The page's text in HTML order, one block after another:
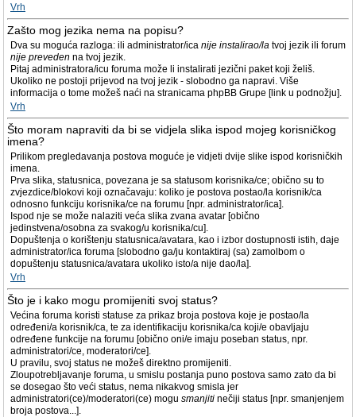
Vrh
Zašto mog jezika nema na popisu?
Dva su moguća razloga: ili administrator/ica nije instalirao/la tvoj jezik ili forum
nije preveden na tvoj jezik.
Pitaj administratora/icu foruma može li instalirati jezični paket koji želiš.
Ukoliko ne postoji prijevod na tvoj jezik - slobodno ga napravi. Više
informacija o tome možeš naći na stranicama phpBB Grupe [link u podnožju].
Vrh
Što moram napraviti da bi se vidjela slika ispod mojeg korisničkog
imena?
Prilikom pregledavanja postova moguće je vidjeti dvije slike ispod korisničkih
imena.
Prva slika, statusnica, povezana je sa statusom korisnika/ce; obično su to
zvjezdice/blokovi koji označavaju: koliko je postova postao/la korisnik/ca
odnosno funkciju korisnika/ce na forumu [npr. administrator/ica].
Ispod nje se može nalaziti veća slika zvana avatar [obično
jedinstvena/osobna za svakog/u korisnika/cu].
Dopuštenja o korištenju statusnica/avatara, kao i izbor dostupnosti istih, daje
administrator/ica foruma [slobodno ga/ju kontaktiraj (sa) zamolbom o
dopuštenju statusnica/avatara ukoliko isto/a nije dao/la].
Vrh
Što je i kako mogu promijeniti svoj status?
Većina foruma koristi statuse za prikaz broja postova koje je postao/la
određeni/a korisnik/ca, te za identifikaciju korisnika/ca koji/e obavljaju
određene funkcije na forumu [obično oni/e imaju poseban status, npr.
administratori/ce, moderatori/ce].
U pravilu, svoj status ne možeš direktno promijeniti.
Zloupotrebljavanje foruma, u smislu postanja puno postova samo zato da bi
se dosegao što veći status, nema nikakvog smisla jer
administratori(ce)/moderatori(ce) mogu smanjiti nečiji status [npr. smanjenjem
broja postova...].